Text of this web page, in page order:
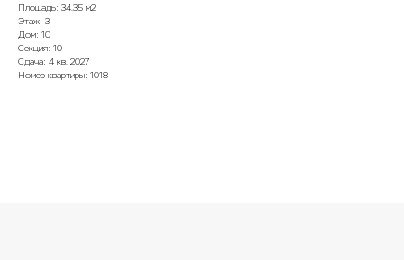
Площадь: 34.35 м2
Этаж: 3
Дом: 10
Секция: 10
Сдача: 4 кв. 2027
Номер квартиры: 1018